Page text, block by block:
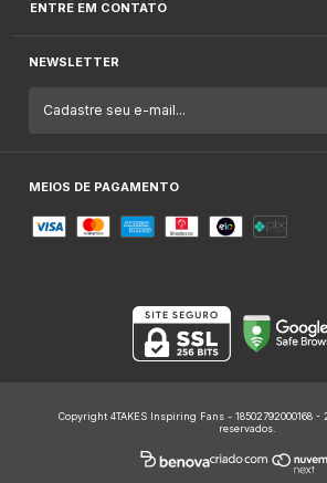
ENTRE EM CONTATO
NEWSLETTER
MEIOS DE PAGAMENTO
Copyright 4TAKES Inspiring Fans - 18502792000168 -
reservados.